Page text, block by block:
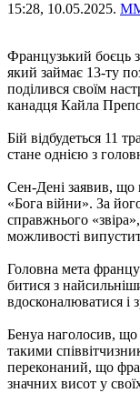
15:28, 10.05.2025.
Французький боєць
який займає 13-ту
поділився своїм
канадця Кайла
Бій відбудеться 11
стане однією з
Сен-Дені заявив, що
«Бога війни». За
справжнього
можливості
Головна мета
битися з
вдосконалюватися і
Бенуа наголосив,
такими
переконаний, що
значних висот у